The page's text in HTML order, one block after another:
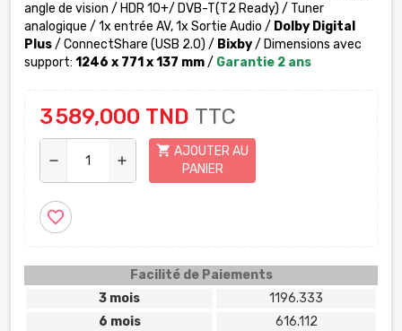
angle de vision / HDR 10+/ DVB-T(T2 Ready) / Tuner
analogique / 1x entrée AV, 1x Sortie Audio / Dolby Digital
Plus/ ConnectShare (USB 2.0) / Bixby/ Dimensions avec
support: 1246 x 771 x 137 mm/ Garantie 2 ans
3 589,000 TND TTC
remove add
shopping_cart AJOUTER AU
PANIER
favorite_border
Facilité de Paiements
3 mois
1196.333
6 mois
616.112